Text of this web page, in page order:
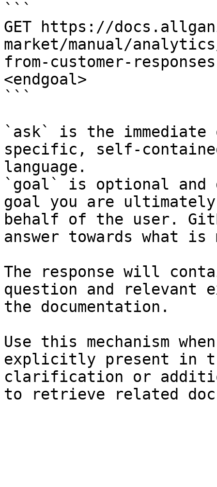
```
GET https://
market/manual/
from-customer-
<endgoal>
```
`ask` is the
specific, self-
language.
`goal` is optional and
goal you are
behalf of the user.
answer towards what
The response will
question and relevant
the documentation.
Use this mechanism
explicitly present in
clarification or